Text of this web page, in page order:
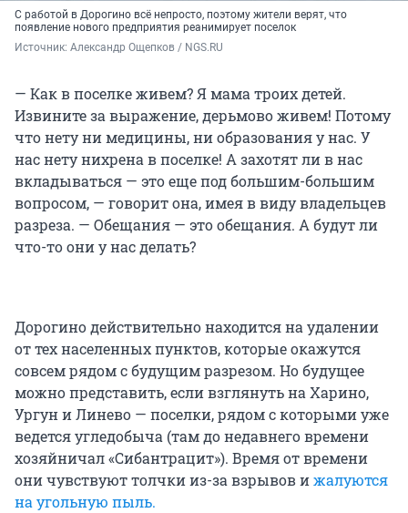
С работой в Дорогино всё непросто, поэтому жители верят, что
появление нового предприятия реанимирует поселок
Источник: Александр Ощепков / NGS.RU
— Как в поселке живем? Я мама троих детей.
Извините за выражение, дерьмово живем! Потому
что нету ни медицины, ни образования у нас. У
нас нету нихрена в поселке! А захотят ли в нас
вкладываться — это еще под большим-большим
вопросом, — говорит она, имея в виду владельцев
разреза. — Обещания — это обещания. А будут ли
что-то они у нас делать?
Дорогино действительно находится на удалении
от тех населенных пунктов, которые окажутся
совсем рядом с будущим разрезом. Но будущее
можно представить, если взглянуть на Харино,
Ургун и Линево — поселки, рядом с которыми уже
ведется угледобыча (там до недавнего времени
хозяйничал «Сибантрацит»). Время от времени
они чувствуют толчки из-за взрывов ижалуются
на угольную пыль.